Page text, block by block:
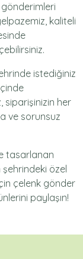
kaliteli
istediğiniz
siparişinizin her
ve sorunsuz
tasarlanan
şehrindeki özel
çelenk gönder
paylaşın!